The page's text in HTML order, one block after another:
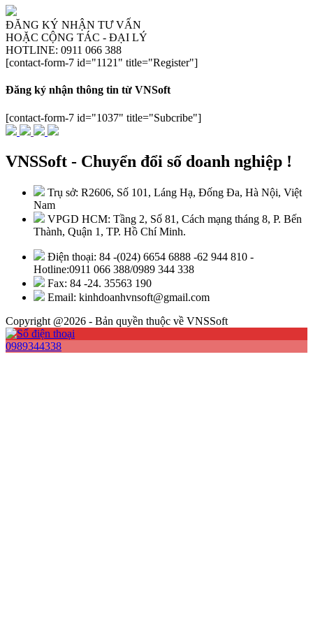
ĐĂNG KÝ NHẬN TƯ VẤN
HOẶC CỘNG TÁC - ĐẠI LÝ
HOTLINE: 0911 066 388
[contact-form-7 id="1121" title="Register"]
Đăng ký nhận thông tin từ VNSoft
[contact-form-7 id="1037" title="Subcribe"]
VNSSoft - Chuyển đổi số doanh nghiệp !
Trụ sở: R2606, Số 101, Láng Hạ, Đống Đa, Hà Nội, Việt
Nam
VPGD HCM: Tầng 2, Số 81, Cách mạng tháng 8, P. Bến
Thành, Quận 1, TP. Hồ Chí Minh.
Điện thoại: 84 -(024) 6654 6888 -62 944 810 -
Hotline:0911 066 388/0989 344 338
Fax: 84 -24. 35563 190
Email: kinhdoanhvnsoft@gmail.com
Copyright @2026 - Bản quyền thuộc về VNSSoft
0989344338